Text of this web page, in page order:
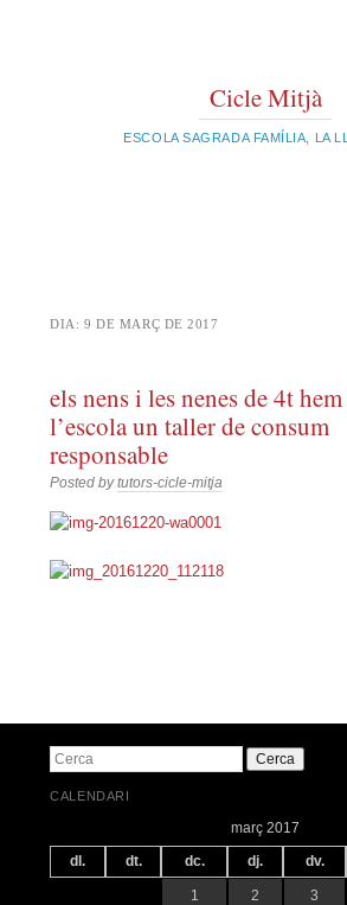
Cicle Mitjà
ESCOLA SAGRADA FAMÍLIA, LA
DIA:9 DE MARÇ DE 2017
els nens i les nenes de 4t
l’escola un taller de consum
responsable
Posted bytutors-cicle-mitja
Cerca
CALENDARI
març 2017
dl. dt. dc. dj. dv.
1 2 3